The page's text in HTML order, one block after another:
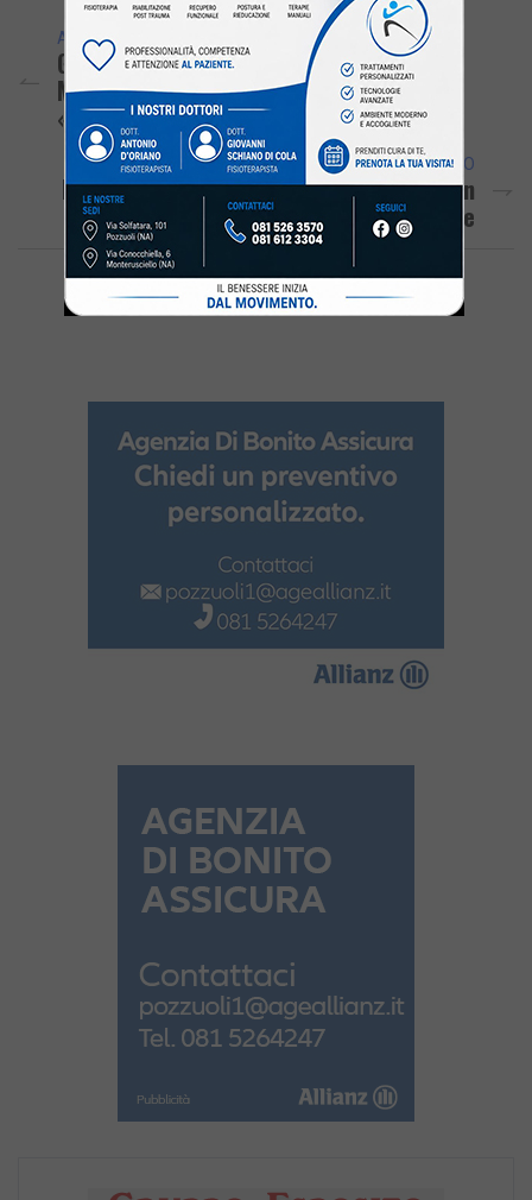
ARTICOLO PRECEDENTE
Guerra Fredda Tra Pozzuoli E Bacoli,
Manzoni Snobba Josi E Non Lo Invita
«Scaricato Istituzionalmente»
ARTICOLO SUCCESSIVO
POZZUOLI/ Terremoti Nei Campi Flegrei, In
Un Solo Mese 387 Scosse